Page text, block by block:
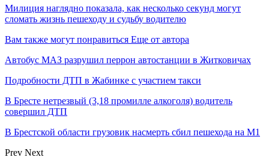
Милиция наглядно показала, как несколько секунд могут
сломать жизнь пешеходу и судьбу водителю
Вам также могут понравиться Еще от автора
Автобус МАЗ разрушил перрон автостанции в Житковичах
Подробности ДТП в Жабинке с участием такси
В Бресте нетрезвый (3,18 промилле алкоголя) водитель
совершил ДТП
В Брестской области грузовик насмерть сбил пешехода на М1
Prev Next